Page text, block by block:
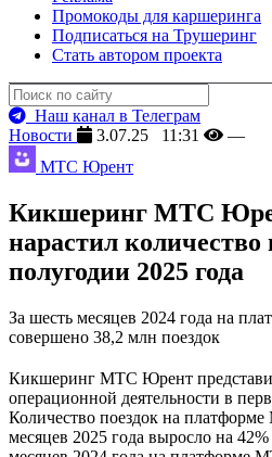
Промокоды для каршеринга
Подписаться на Трушеринг
Стать автором проекта
Наш канал в Телеграм
Новости
3.07.25 11:31
—
МТС Юрент
Кикшеринг МТС
нарастил количество
полугодии 2025 года
За шесть месяцев 2024 года на
совершено 38,2 млн поездок
Кикшеринг МТС Юрент
операционной деятельности в
Количество поездок на
месяцев 2025 года выросло на